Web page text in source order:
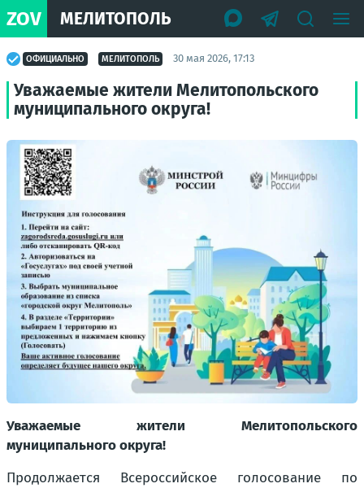
ZOV МЕЛИТОПОЛЬ
ОФИЦИАЛЬНО МЕЛИТОПОЛЬ 30 мая 2026, 17:13
Уважаемые жители Мелитопольского
муниципального округа!
Уважаемые жители Мелитопольского
муниципального округа!
Продолжается Всероссийское голосование по